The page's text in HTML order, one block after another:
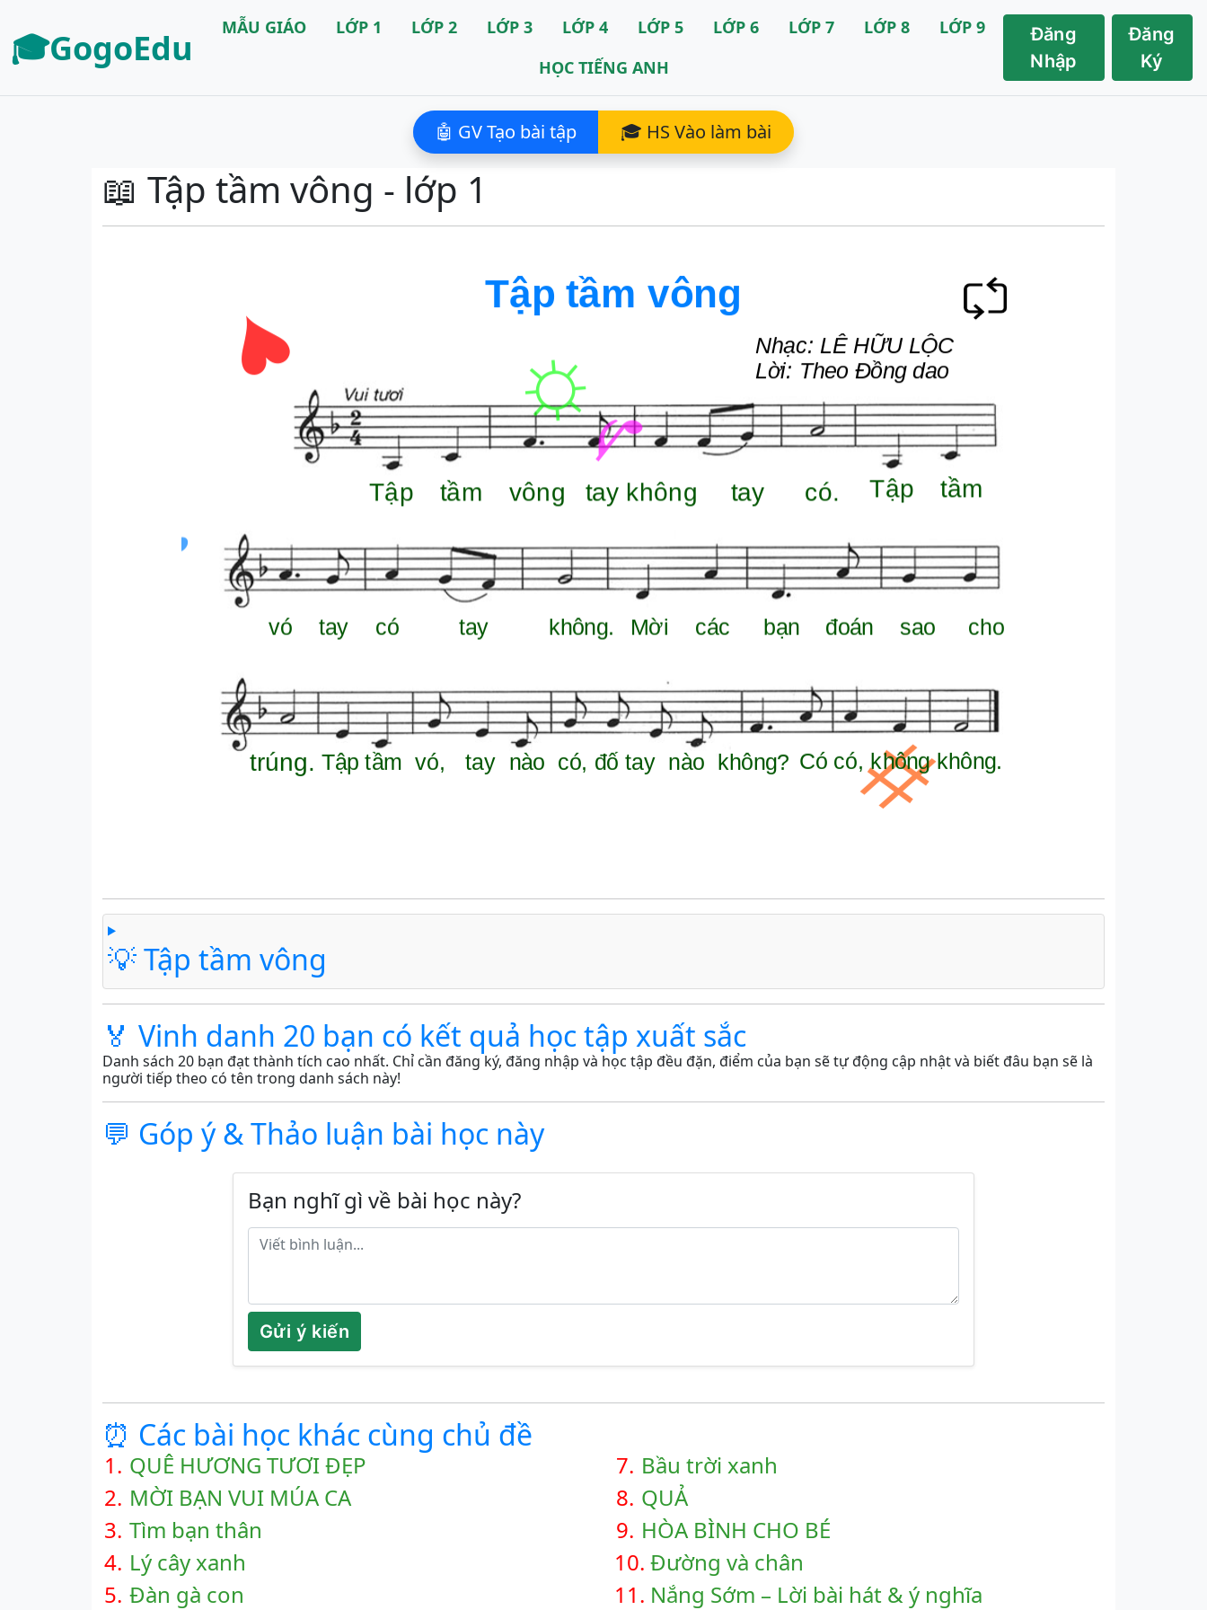
🎓GogoEdu MẪU GIÁO LỚP 1 LỚP 2 LỚP 3 LỚP 4 LỚP 5 LỚP 6 LỚP 7 LỚP 8
LỚP 9
HỌC TIẾNG ANH
Đăng
Nhập
Đăng
Ký
🤖 GV Tạo bài tập 🎓 HS Vào làm bài
📖 Tập tầm vông - lớp 1
💡 Tập tầm vông
🏅 Vinh danh 20 bạn có kết quả học tập xuất sắc
Danh sách 20 bạn đạt thành tích cao nhất. Chỉ cần đăng ký, đăng nhập và học tập đều đặn, điểm của bạn sẽ tự động cập nhật và biết đâu bạn sẽ là
người tiếp theo có tên trong danh sách này!
💬 Góp ý & Thảo luận bài học này
Bạn nghĩ gì về bài học này?
Gửi ý kiến
⏰ Các bài học khác cùng chủ đề
1. QUÊ HƯƠNG TƯƠI ĐẸP
2. MỜI BẠN VUI MÚA CA
3. Tìm bạn thân
4. Lý cây xanh
5. Đàn gà con
7. Bầu trời xanh
8. QUẢ
9. HÒA BÌNH CHO BÉ
10. Đường và chân
11. Nắng Sớm – Lời bài hát & ý nghĩa